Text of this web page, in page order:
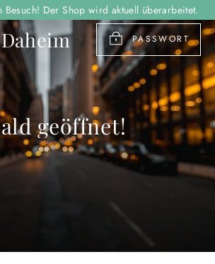
Besuch! Der Shop wird aktuell überarbeitet.
PASSWORT
geöffnet!